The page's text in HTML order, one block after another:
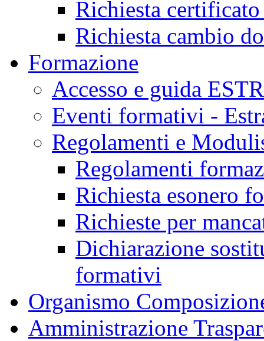
Richiesta
Richiesta cambio
Formazione
Accesso e guida
Eventi formativi -
Regolamenti e
Regolamenti
Richiesta esonero
Richieste per
Dichiarazione
formativi
Organismo
Amministrazione